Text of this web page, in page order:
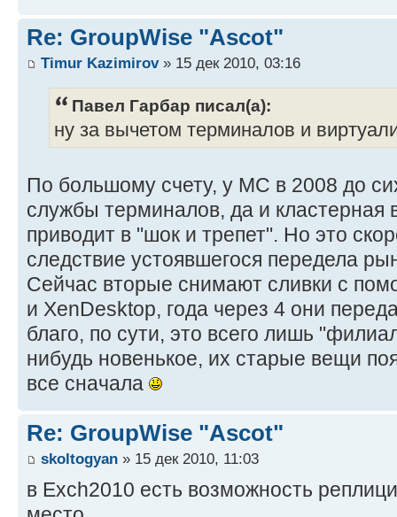
Re: GroupWise "Ascot"
Timur Kazimirov» 15 дек 2010, 03:16
Павел Гарбар писал(а):
ну за вычетом терминалов и
По большому счету, у МС в 2008 до
службы терминалов, да и кластерная
приводит в "шок и трепет". Но это
следствие устоявшегося передела
Сейчас вторые снимают сливки с
и XenDesktop, года через 4 они
благо, по сути, это всего лишь
нибудь новенькое, их старые вещи
все сначала
Re: GroupWise "Ascot"
skoltogyan » 15 дек 2010, 11:03
в Exch2010 есть возможность